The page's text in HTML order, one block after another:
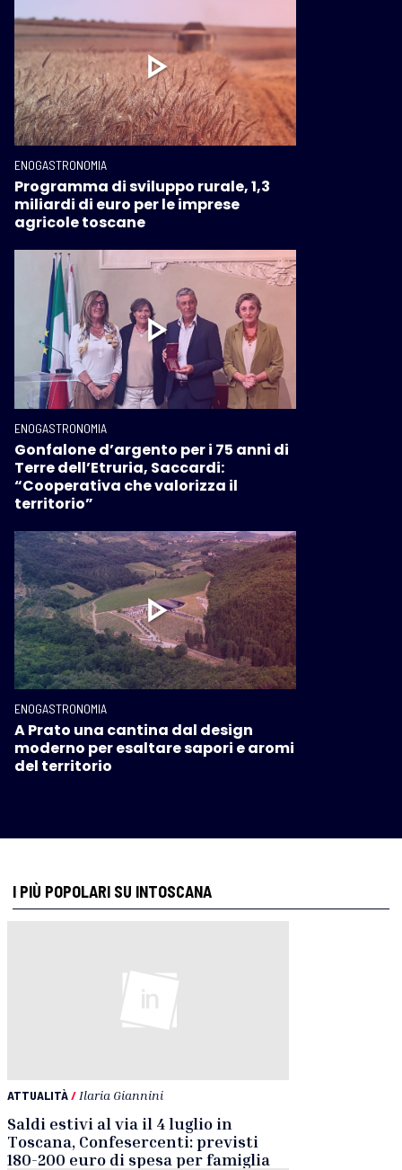
ENOGASTRONOMIA
Programma di sviluppo rurale, 1,3
miliardi di euro per le imprese
agricole toscane
ENOGASTRONOMIA
Gonfalone d’argento per i 75 anni di
Terre dell’Etruria, Saccardi:
“Cooperativa che valorizza il
territorio”
ENOGASTRONOMIA
A Prato una cantina dal design
moderno per esaltare sapori e aromi
del territorio
I PIÙ POPOLARI SU INTOSCANA
ATTUALITÀ/ Ilaria Giannini
Saldi estivi al via il 4 luglio in
Toscana, Confesercenti: previsti
180-200 euro di spesa per famiglia